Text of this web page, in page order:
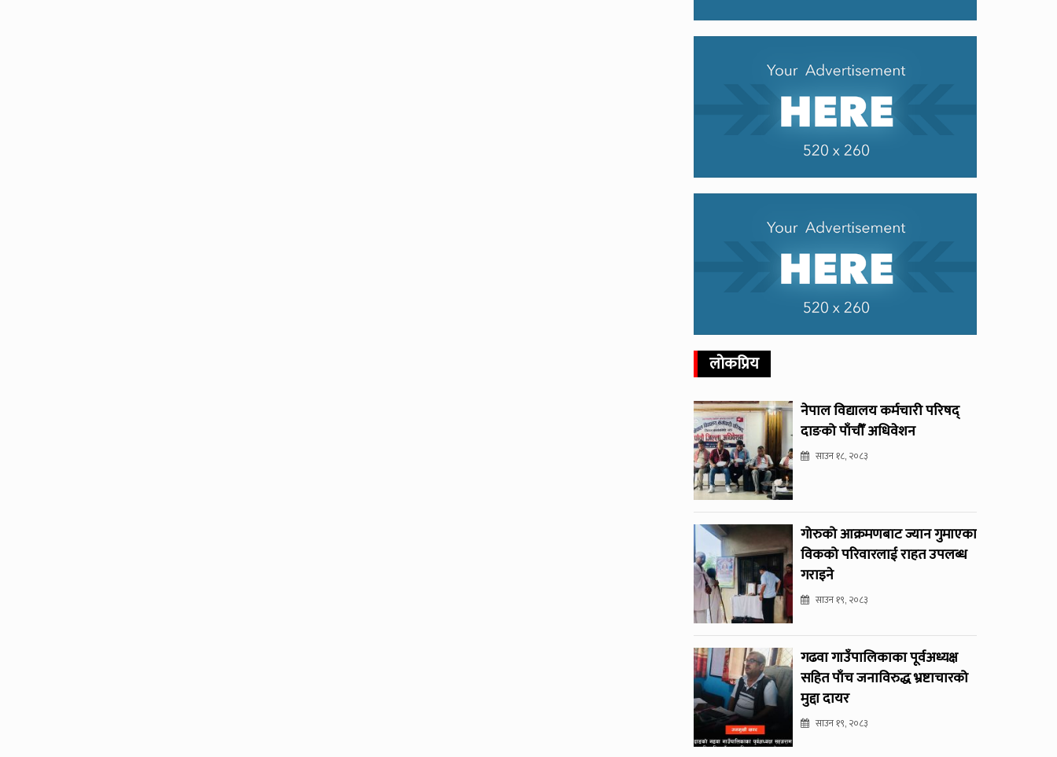
लोकप्रिय
नेपाल विद्यालय कर्मचारी परिषद्
दाङको पाँचौँ अधिवेशन
साउन १८, २०८३
गोरुको आक्रमणबाट ज्यान गुमाएका
विकको परिवारलाई राहत उपलब्ध
गराइने
साउन १९, २०८३
गढवा गाउँपालिकाका पूर्वअध्यक्ष
सहित पाँच जनाविरुद्ध भ्रष्टाचारको
मुद्दा दायर
साउन १९, २०८३